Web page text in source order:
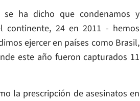
ha dicho que condenamos y
continente, 24 en 2011 - hemos
ejercer en países como Brasil,
este año fueron capturados 11
la prescripción de asesinatos en